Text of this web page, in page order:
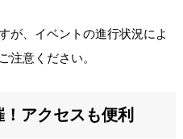
が、イベントの進行状況によ
注意ください。
アクセスも便利